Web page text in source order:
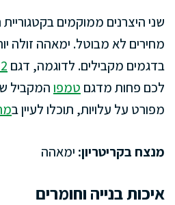
שני היצרנים ממוקמים
בדגמים מקבילים. לדוגמה, דגם
לכם פחות מדגם טמפוהמקביל
מפורט על עלויות, תוכלו לעיין ב
מנצח בקריטריון: ימאהה
איכות בנייה וחומרים